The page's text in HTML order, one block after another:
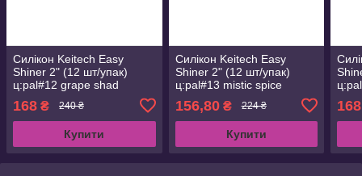
Силікон Keitech Easy
Shiner 2" (12 шт/упак)
ц:pal#12 grape shad
168 ₴ 240 ₴
Купити
Силікон Keitech Easy
Shiner 2" (12 шт/упак)
ц:pal#13 mistic spice
156,80₴ 224 ₴
Купити
168